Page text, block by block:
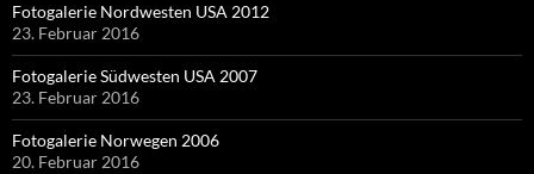
Fotogalerie Nordwesten USA 2012
23. Februar 2016
Fotogalerie Südwesten USA 2007
23. Februar 2016
Fotogalerie Norwegen 2006
20. Februar 2016